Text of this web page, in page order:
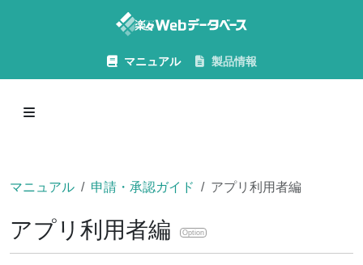
マニュアル 製品情報
マニュアル 申請・承認ガイド アプリ利用者編
アプリ利用者編 Option